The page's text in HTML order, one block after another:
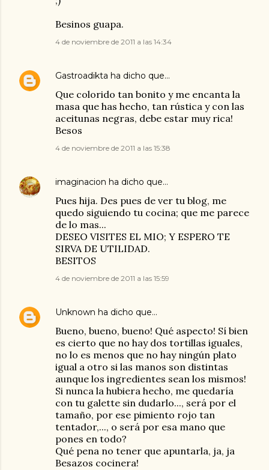
Besinos guapa.
4 de noviembre de 2011 a las 14:34
Gastroadikta ha dicho que…
Que colorido tan bonito y me encanta la
masa que has hecho, tan rústica y con las
aceitunas negras, debe estar muy rica!
Besos
4 de noviembre de 2011 a las 15:38
imaginacion ha dicho que…
Pues hija. Des pues de ver tu blog, me
quedo siguiendo tu cocina; que me parece
de lo mas...
DESEO VISITES EL MIO; Y ESPERO TE
SIRVA DE UTILIDAD.
BESITOS
4 de noviembre de 2011 a las 15:59
Unknown ha dicho que…
Bueno, bueno, bueno! Qué aspecto! Sí bien
es cierto que no hay dos tortillas iguales,
no lo es menos que no hay ningún plato
igual a otro si las manos son distintas
aunque los ingredientes sean los mismos!
Si nunca la hubiera hecho, me quedaría
con tu galette sin dudarlo..., será por el
tamaño, por ese pimiento rojo tan
tentador,..., o será por esa mano que
pones en todo?
Qué pena no tener que apuntarla, ja, ja
Besazos cocinera!